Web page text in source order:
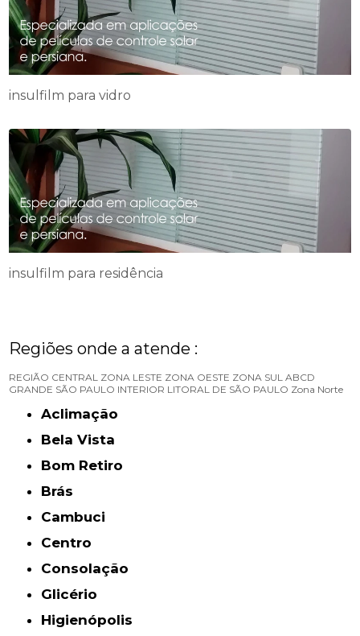
insulfilm para vidro
insulfilm para residência
Regiões onde a atende :
REGIÃO CENTRAL ZONA LESTE ZONA OESTE ZONA SUL ABCD
GRANDE SÃO PAULO INTERIOR LITORAL DE SÃO PAULO Zona Norte
Aclimação
Bela Vista
Bom Retiro
Brás
Cambuci
Centro
Consolação
Glicério
Higienópolis